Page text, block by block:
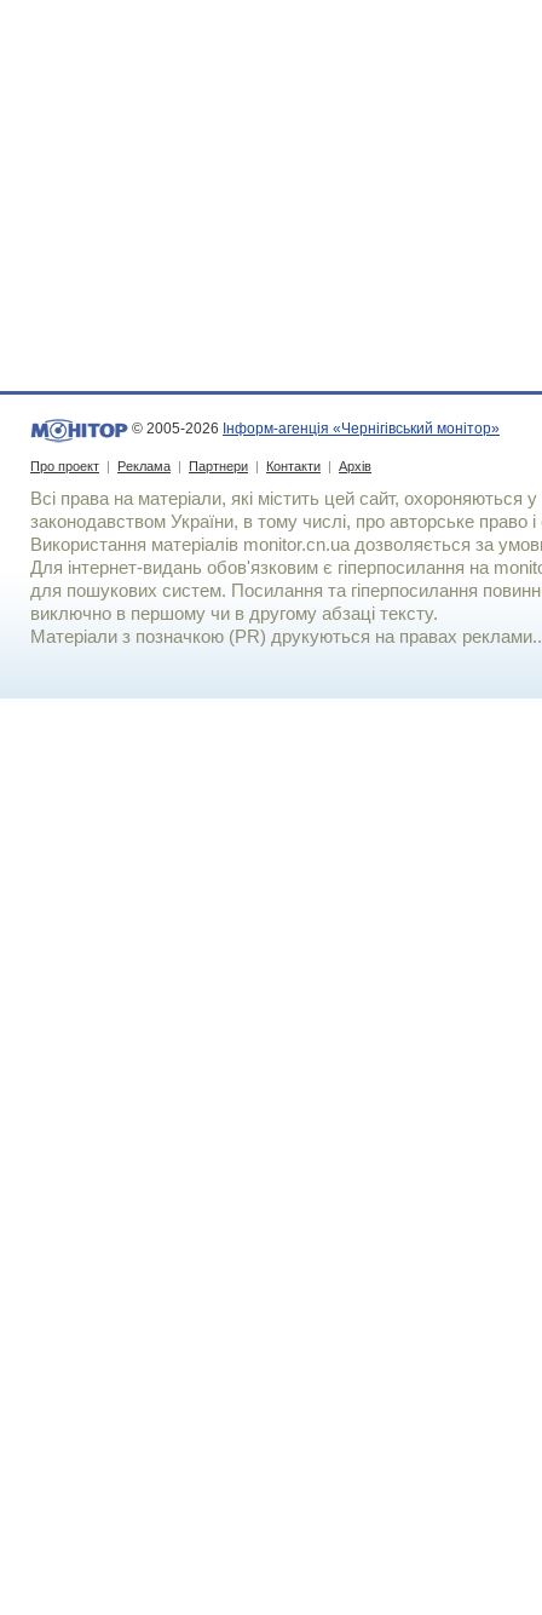
© 2005-2026 Інформ-агенція «Чернігівський монітор»
Про проект | Реклама | Партнери | Контакти | Архів
Всі права на матеріали, які містить цей сайт, охороняються у
законодавством України, в тому числі, про авторське право і
Використання матерiалiв monitor.cn.ua дозволяється за
Для iнтернет-видань обов'язковим є гiперпосилання на
для пошукових систем. Посилання та гіперпосилання
виключно в першому чи в другому абзаці тексту.
Матеріали з позначкою (PR) друкуються на правах реклами..